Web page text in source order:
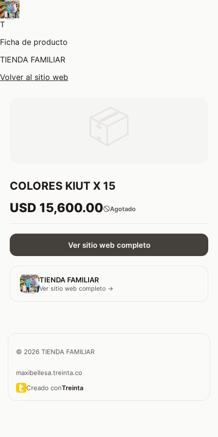
T
Ficha de producto
TIENDA FAMILIAR
Volver al sitio web
COLORES KIUT X 15
USD 15,600.00 Agotado
Ver sitio web completo
TIENDA FAMILIAR
Ver sitio web completo →
© 2026 TIENDA FAMILIAR
maxibellesa.treinta.co
Creado conTreinta